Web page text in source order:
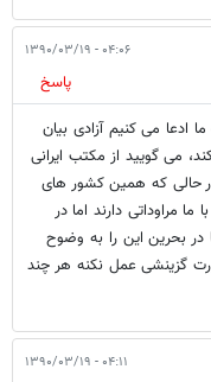
۰۴:۰۶ - ۱۳۹۰/۰۳/۱۹
پاسخ
ادعا می کنیم آزادی بیان
می گویید از مکتب ایرانی
حالی که همین کشور های
مراوداتی دارند اما در
بحرین این را به وضوح
گزینشی عمل نکنه هر چند
۰۴:۱۱ - ۱۳۹۰/۰۳/۱۹